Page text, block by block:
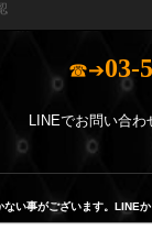
☎➔03-
LINEでお問い合わ
い事がございます。LINE